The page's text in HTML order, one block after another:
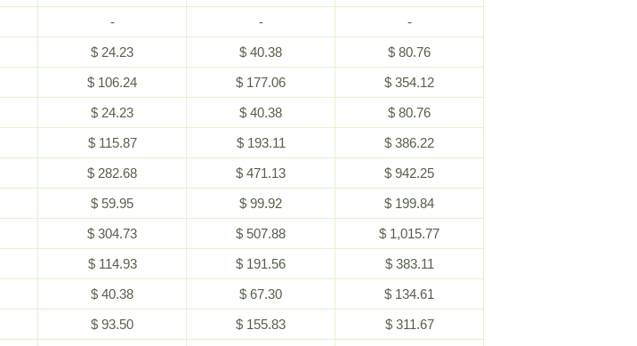
- -
-
$ 24.23 $ 40.38
$ 80.76
$ 106.24 $ 177.06
$ 354.12
$ 24.23 $ 40.38
$ 80.76
$ 115.87 $ 193.11
$ 386.22
$ 282.68 $ 471.13
$ 942.25
$ 59.95 $ 99.92
$ 199.84
$ 304.73 $ 507.88
$ 1,015.77
$ 114.93 $ 191.56
$ 383.11
$ 40.38 $ 67.30
$ 134.61
$ 93.50 $ 155.83
$ 311.67